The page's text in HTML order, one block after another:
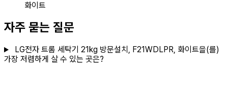
화이트
자주 묻는 질문
LG전자 트롬 세탁기 21kg 방문설치, F21WDLPR, 화이트을(를)
가장 저렴하게 살 수 있는 곳은?